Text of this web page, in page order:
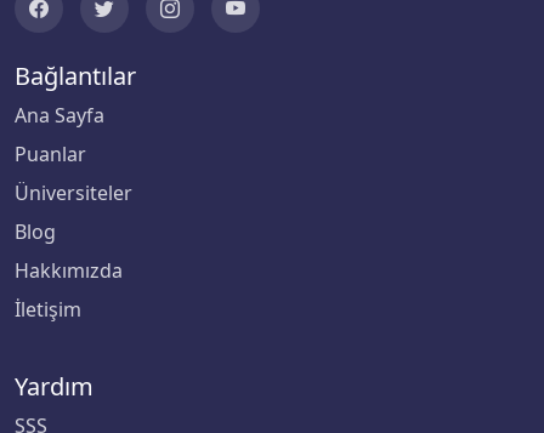
Samsun Üniversitesi
Sanko Üniversitesi
Selçuk Üniversitesi
Siirt Üniversitesi
Sinop Üniversitesi
Sivas Bilim ve Teknoloji Üniversitesi
Sivas Cumhuriyet Üniversitesi
Bağlantılar
Ana Sayfa
Puanlar
Üniversiteler
Blog
Hakkımızda
İletişim
Yardım
SSS